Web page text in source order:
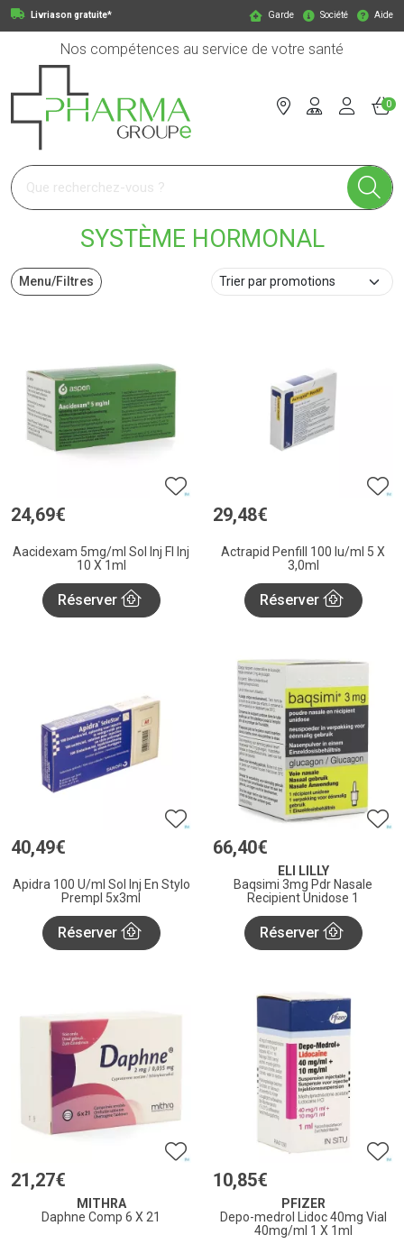
Livriason gratuite* Garde Société Aide
Nos compétences au service de votre santé
Pharmagroupe Votre pharmacie en ligne à votre service
0
SYSTÈME HORMONAL
Menu/Filtres
24,69€
Aacidexam 5mg/ml Sol Inj Fl Inj
10 X 1ml
Réserver
29,48€
Actrapid Penfill 100 Iu/ml 5 X
3,0ml
Réserver
40,49€
Apidra 100 U/ml Sol Inj En Stylo
Prempl 5x3ml
Réserver
66,40€
ELI LILLY
Baqsimi 3mg Pdr Nasale
Recipient Unidose 1
Réserver
21 ,27€
MITHRA
Daphne Comp 6 X 21
10,85€
PFIZER
Depo-medrol Lidoc 40mg Vial
40mg/ml 1 X 1ml